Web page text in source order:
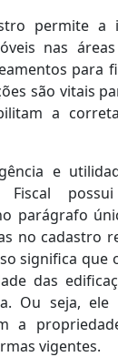
permite a
nas
para
são vitais
a
e
Fiscal
parágrafo
no cadastro
significa que
das
Ou seja,
a
vigentes.